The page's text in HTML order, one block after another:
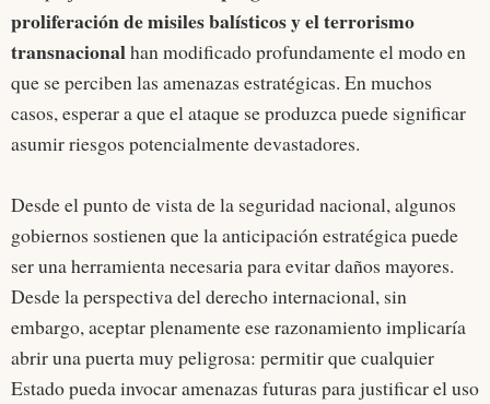
proliferación de misiles balísticos y el terrorismo
transnacionalhan modificado profundamente el modo en
que se perciben las amenazas estratégicas. En muchos
casos, esperar a que el ataque se produzca puede significar
asumir riesgos potencialmente devastadores.
Desde el punto de vista de la seguridad nacional, algunos
gobiernos sostienen que la anticipación estratégica puede
ser una herramienta necesaria para evitar daños mayores.
Desde la perspectiva del derecho internacional, sin
embargo, aceptar plenamente ese razonamiento implicaría
abrir una puerta muy peligrosa: permitir que cualquier
Estado pueda invocar amenazas futuras para justificar el uso